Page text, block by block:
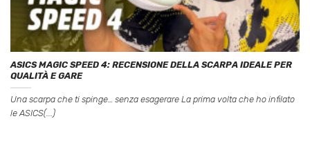
ASICS MAGIC SPEED 4: RECENSIONE DELLA SCARPA IDEALE PER
QUALITÀ E GARE
Una scarpa che ti spinge… senza esagerare La prima volta che ho infilato
le ASICS(...)